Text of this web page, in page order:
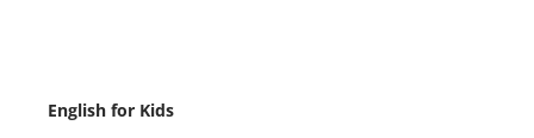
English for Kids